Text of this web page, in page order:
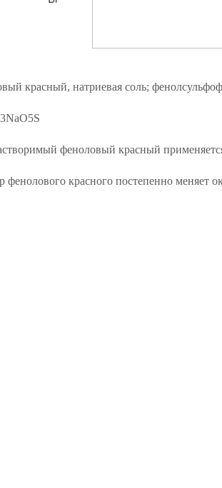
красный, натриевая соль;
феноловый красный
фенолового красного постепенно меняет